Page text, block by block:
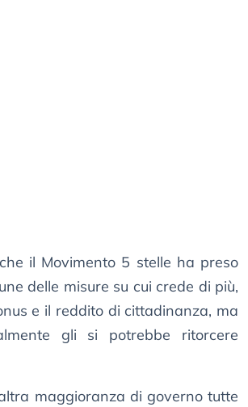
il Movimento 5 stelle ha preso
delle misure su cui crede di più,
e il reddito di cittadinanza, ma
gli si potrebbe ritorcere
maggioranza di governo tutte